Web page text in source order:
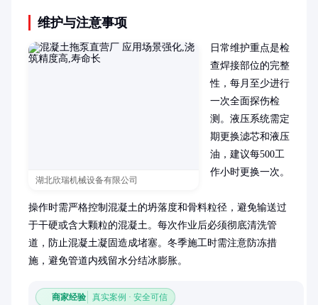
维护与注意事项
湖北欣瑞机械设备有限公司
日常维护重点是检
查焊接部位的完整
性，每月至少进行
一次全面探伤检
测。液压系统需定
期更换滤芯和液压
油，建议每500工
作小时更换一次。
操作时需严格控制混凝土的坍落度和骨料粒径，避免输送过
于干硬或含大颗粒的混凝土。每次作业后必须彻底清洗管
道，防止混凝土凝固造成堵塞。冬季施工时需注意防冻措
施，避免管道内残留水分结冰膨胀。
商家经验 真实案例 · 安全可信